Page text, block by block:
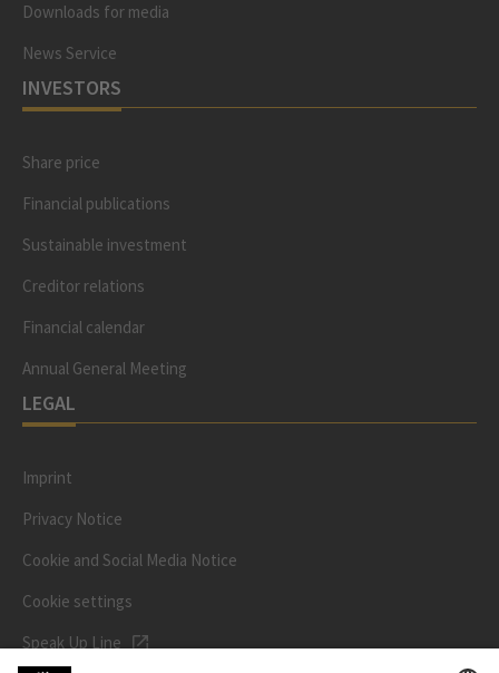
Downloads for media
News Service
INVESTORS
Share price
Financial publications
Sustainable investment
Creditor relations
Financial calendar
Annual General Meeting
LEGAL
Imprint
Privacy Notice
Cookie and Social Media Notice
Cookie settings
Speak Up Line